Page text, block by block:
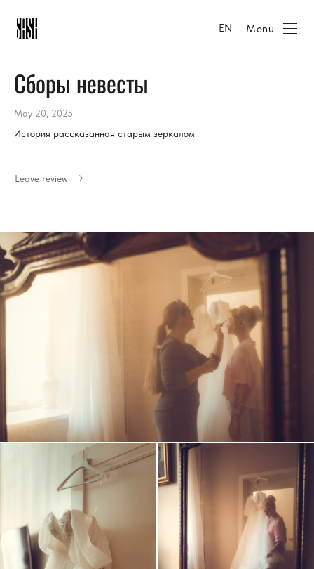
EN Menu
Сборы невесты
May 20, 2025
История рассказанная старым зеркалом
Leave review